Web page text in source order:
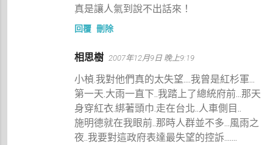
真是讓人氣到說不出話來！
回覆 刪除
相思樹 2007年12月9日 晚上9:19
小楨.我對他們真的太失望....我曾是紅杉軍...
第一天.大雨一直下..我踏上了總統府前...那天
身穿紅衣.綁著頭巾.走在台北..人車側目..
施明德就在我眼前..那時人群並不多...風雨之
夜..我要對這政府表達最失望的控訴.......